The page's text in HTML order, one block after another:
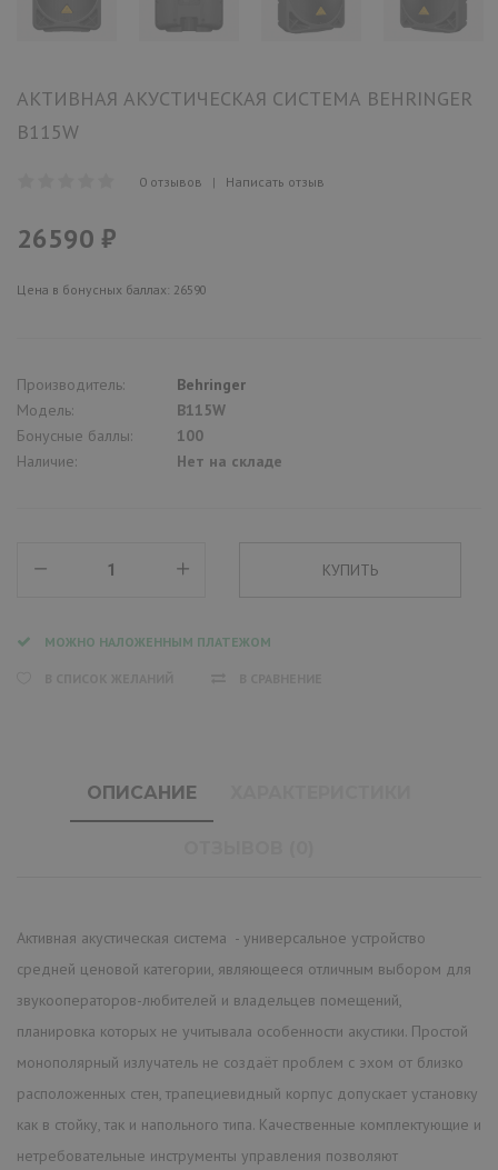
АКТИВНАЯ АКУСТИЧЕСКАЯ СИСТЕМА BEHRINGER
B115W
0 отзывов | Написать отзыв
26590 ₽
Цена в бонусных баллах: 26590
Производитель:
Behringer
Модель:
B115W
Бонусные баллы:
100
Наличие:
Нет на складе
МОЖНО НАЛОЖЕННЫМ ПЛАТЕЖОМ
ОПИСАНИЕ
Активная акустическая система - универсальное устройство
средней ценовой категории, являющееся отличным выбором для
звукооператоров-любителей и владельцев помещений,
планировка которых не учитывала особенности акустики. Простой
монополярный излучатель не создаёт проблем с эхом от близко
расположенных стен, трапециевидный корпус допускает установку
как в стойку, так и напольного типа. Качественные комплектующие и
нетребовательные инструменты управления позволяют